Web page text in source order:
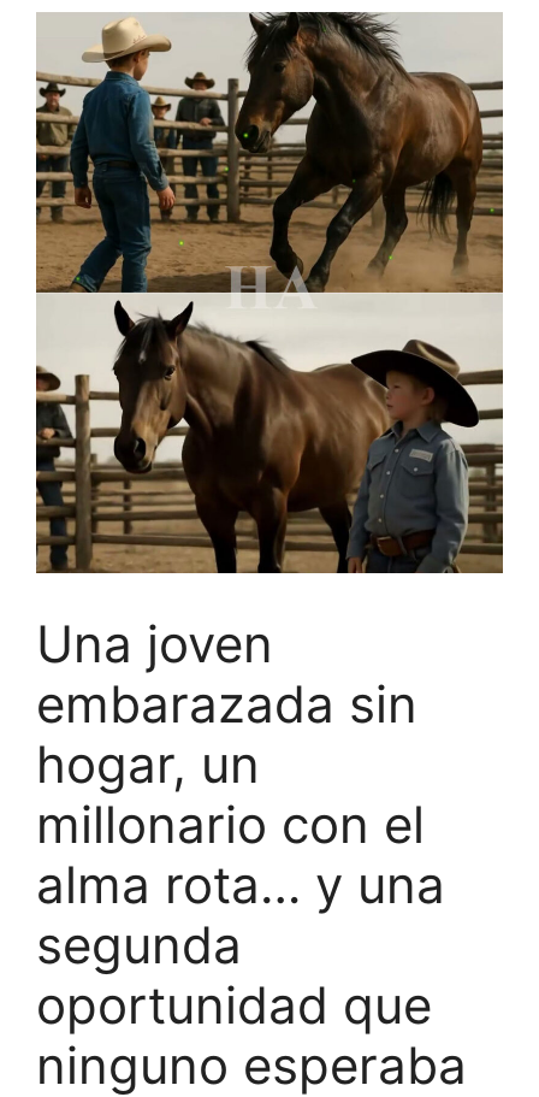
Una joven
embarazada sin
hogar, un
millonario con el
alma rota… y una
segunda
oportunidad que
ninguno esperaba